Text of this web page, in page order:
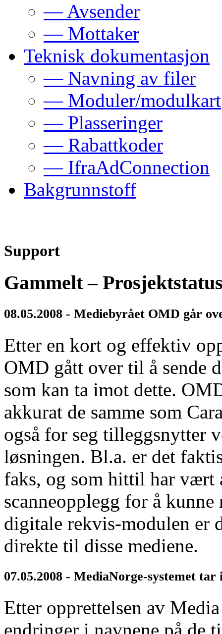
— Avsender
— Mottaker
Teknisk dokumentasjon
— Navning av filer
— Moduler/modulkart
— Plasseringer
— Rabattkoder
— IfraAdConnection
Bakgrunnstoff
Support
Gammelt –
08.05.2008 - Mediebyrået OMD går
Etter en kort og effektiv
OMD gått over til å sende
som kan ta imot dette.
akkurat de samme som
også for seg tilleggsnytter
løsningen. Bl.a. er det
faks, og som hittil har vært
scanneopplegg for å
digitale rekvis-modulen er
direkte til disse mediene.
07.05.2008 - MediaNorge-systemet
Etter opprettelsen av